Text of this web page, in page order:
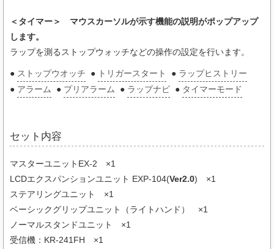
＜タイマー＞ マウスカーソルが示す機能の説明がポップアップ
します。
ラップを測るストップウォッチなどの操作の設定を行います。
● ストップウオッチ ● トリガースタート ● ラップヒストリー
● アラーム ● プリアラーム ● ラップナビ ● タイマーモード
セット内容
マスターユニットEX-2 ×1
LCDエクスパンションユニット EXP-104(Ver2.0) ×1
ステアリングユニット ×1
ベーシックグリップユニット（ライトハンド） ×1
ノーマルスタンドユニット ×1
受信機：KR-241FH ×1